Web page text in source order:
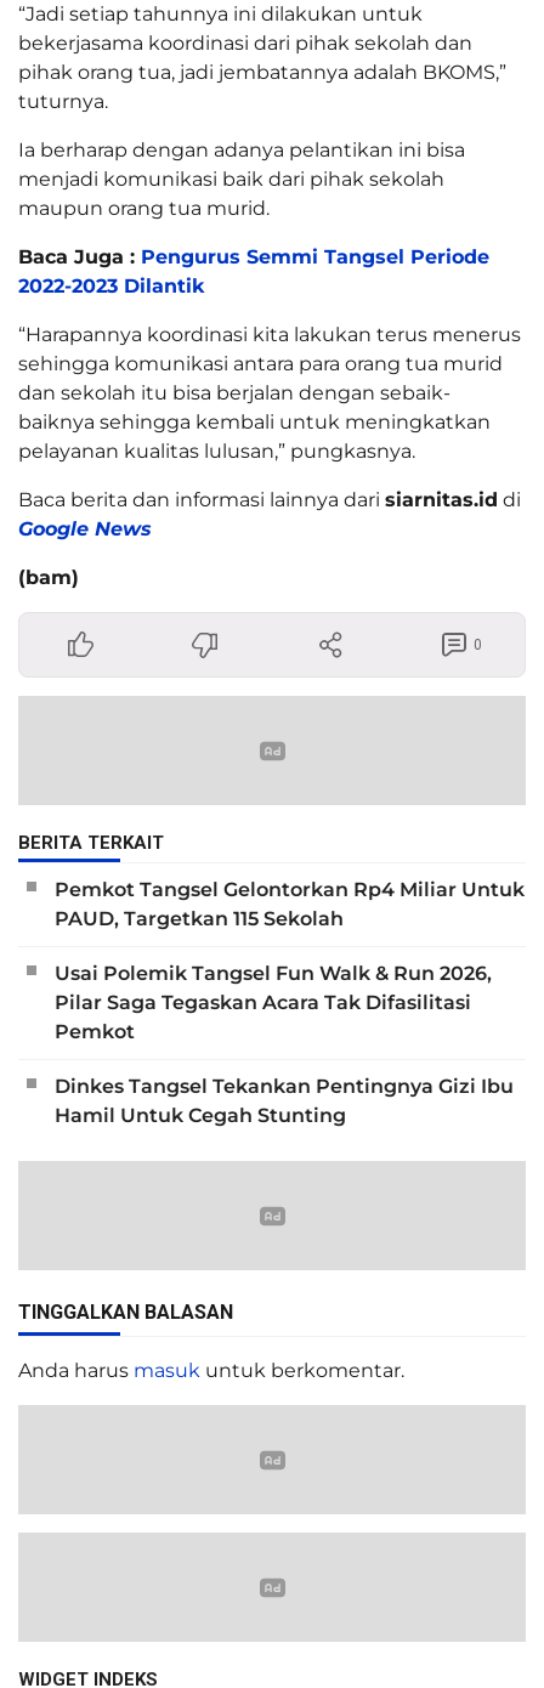
“Jadi setiap tahunnya ini dilakukan untuk
bekerjasama koordinasi dari pihak sekolah dan
pihak orang tua, jadi jembatannya adalah BKOMS,”
tuturnya.
Ia berharap dengan adanya pelantikan ini bisa
menjadi komunikasi baik dari pihak sekolah
maupun orang tua murid.
Baca Juga : Pengurus Semmi Tangsel Periode
2022-2023 Dilantik
“Harapannya koordinasi kita lakukan terus menerus
sehingga komunikasi antara para orang tua murid
dan sekolah itu bisa berjalan dengan sebaik-
baiknya sehingga kembali untuk meningkatkan
pelayanan kualitas lulusan,” pungkasnya.
Baca berita dan informasi lainnya dari siarnitas.id di
Google News
(bam)
0
BERITA TERKAIT
Pemkot Tangsel Gelontorkan Rp4 Miliar Untuk
PAUD, Targetkan 115 Sekolah
Usai Polemik Tangsel Fun Walk & Run 2026,
Pilar Saga Tegaskan Acara Tak Difasilitasi
Pemkot
Dinkes Tangsel Tekankan Pentingnya Gizi Ibu
Hamil Untuk Cegah Stunting
TINGGALKAN BALASAN
Anda harus masuk untuk berkomentar.
WIDGET INDEKS